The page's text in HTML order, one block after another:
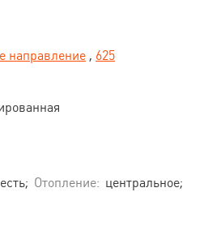
направление , 625
есть; Отопление: центральное;